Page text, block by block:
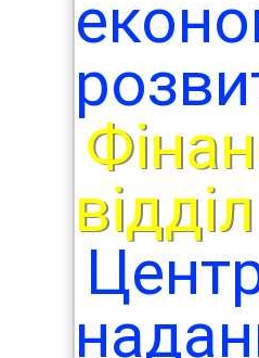
відділ